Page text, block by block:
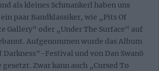
als kleines Schmankerl haben uns
ein paar Bandklassiker, wie „Pits Of
Gallery“ oder „Under The Surface“ auf
Aufgenommen wurde das Album
Darkness“-Festival und von Dan Swanö
Zwar kann auch „Cursed To